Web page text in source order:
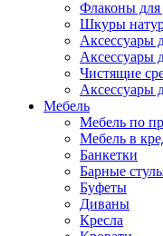
Флаконы
Шкуры
Аксессуары
Аксессуары
Чистящие
Аксессуары
Мебель
Мебель по
Мебель в
Банкетки
Барные
Буфеты
Диваны
Кресла